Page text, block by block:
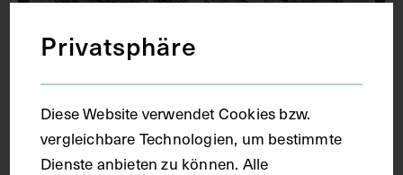
Privatsphäre
Diese Website verwendet Cookies bzw.
vergleichbare Technologien, um bestimmte
Dienste anbieten zu können. Alle